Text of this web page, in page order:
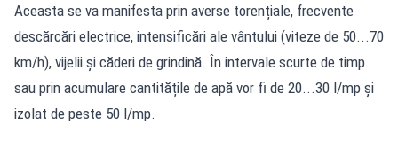
Aceasta se va manifesta prin averse torențiale, frecvente
descărcări electrice, intensificări ale vântului (viteze de 50...70
km/h), vijelii și căderi de grindină. În intervale scurte de timp
sau prin acumulare cantitățile de apă vor fi de 20...30 l/mp și
izolat de peste 50 l/mp.